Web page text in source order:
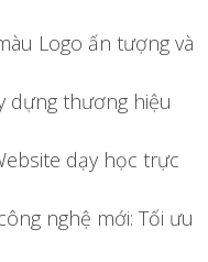
Logo ấn tượng và
dựng thương hiệu
dạy học trực
nghệ mới: Tối ưu